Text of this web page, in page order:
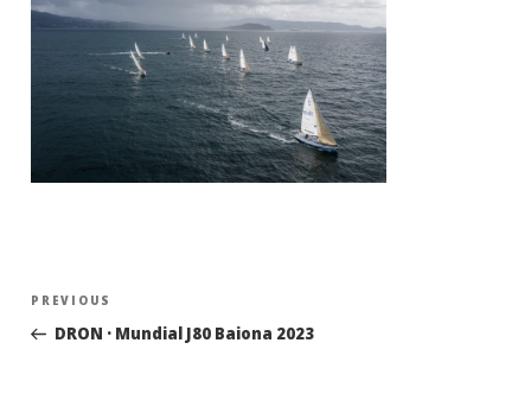
Navegación
entradas
Previous
Post
PREVIOUS
DRON · Mundial J80 Baiona 2023